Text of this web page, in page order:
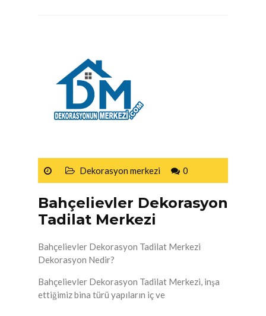
Dekorasyon merkezi 0
Bahçelievler Dekorasyon
Tadilat Merkezi
Bahçelievler Dekorasyon Tadilat Merkezi
Dekorasyon Nedir?
Bahçelievler Dekorasyon Tadilat Merkezi, inşa
ettiğimiz bina türü yapıların iç ve